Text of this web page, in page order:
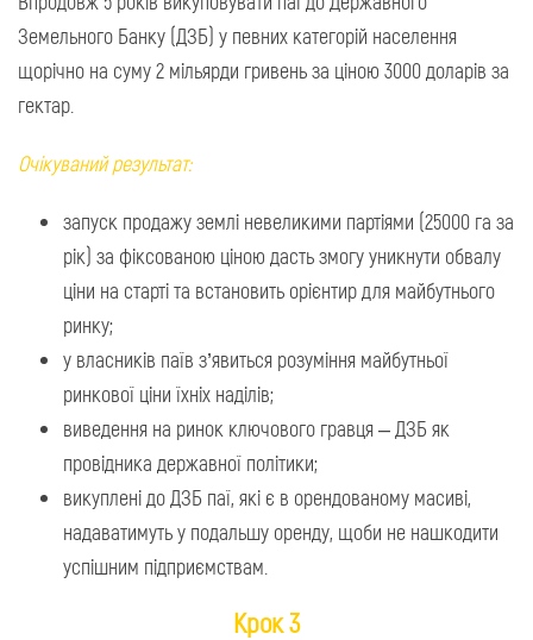
Земельного Банку (ДЗБ) у певних категорій населення
щорічно на суму 2 мільярди гривень за ціною 3000 доларів за
гектар.
Очікуваний результат:
запуск продажу землі невеликими партіями (25000 га за
рік) за фіксованою ціною дасть змогу уникнути обвалу
ціни на старті та встановить орієнтир для майбутнього
ринку;
у власників паїв з’явиться розуміння майбутньої
ринкової ціни їхніх наділів;
виведення на ринок ключового гравця – ДЗБ як
провідника державної політики;
викуплені до ДЗБ паї, які є в орендованому масиві,
надаватимуть у подальшу оренду, щоби не нашкодити
успішним підприємствам.
Крок 3